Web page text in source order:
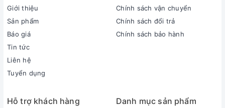
Giới thiệu
Sản phẩm
Báo giá
Tin tức
Liên hệ
Tuyển dụng
Chính sách vận chuyển
Chính sách đổi trả
Chính sách bảo hành
Hỗ trợ khách hàng Danh mục sản phẩm